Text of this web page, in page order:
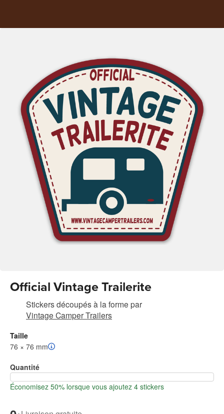
Official Vintage Trailerite
Stickers découpés à la forme par
Vintage Camper Trailers
Taille
76 × 76 mm
Quantité
Économisez 50% lorsque vous ajoutez 4 stickers